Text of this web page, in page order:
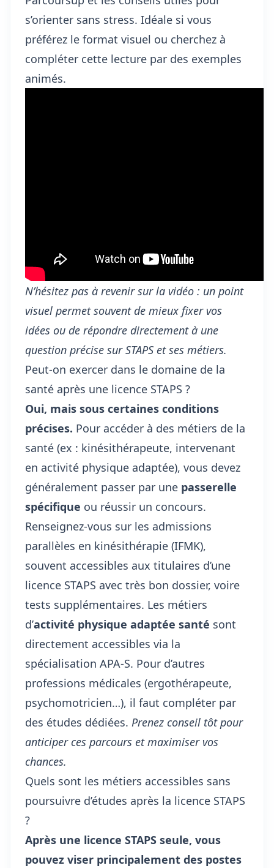
s’orienter sans stress. Idéale si vous
préférez le format visuel ou cherchez à
compléter cette lecture par des exemples
animés.
N’hésitez pas à revenir sur la vidéo : un point
visuel permet souvent de mieux fixer vos
idées ou de répondre directement à une
question précise sur STAPS et ses métiers.
Peut-on exercer dans le domaine de la
santé après une licence STAPS ?
Oui, mais sous certaines conditions
précises. Pour accéder à des métiers de la
santé (ex : kinésithérapeute, intervenant
en activité physique adaptée), vous devez
généralement passer par une passerelle
spécifique ou réussir un concours.
Renseignez-vous sur les admissions
parallèles en kinésithérapie (IFMK),
souvent accessibles aux titulaires d’une
licence STAPS avec très bon dossier, voire
tests supplémentaires. Les métiers
d’activité physique adaptée santé sont
directement accessibles via la
spécialisation APA-S. Pour d’autres
professions médicales (ergothérapeute,
psychomotricien…), il faut compléter par
des études dédiées. Prenez conseil tôt pour
anticiper ces parcours et maximiser vos
chances.
Quels sont les métiers accessibles sans
poursuivre d’études après la licence STAPS
?
Après une licence STAPS seule, vous
pouvez viser principalement des postes